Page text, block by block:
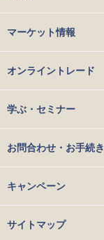
マーケット情報
オンライントレード
学ぶ・セミナー
お問合わせ・お手続き
キャンペーン
サイトマップ